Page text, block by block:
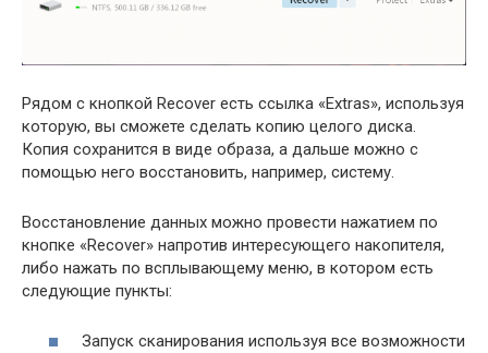
Рядом с кнопкой Recover есть ссылка «Extras», используя
которую, вы сможете сделать копию целого диска.
Копия сохранится в виде образа, а дальше можно с
помощью него восстановить, например, систему.
Восстановление данных можно провести нажатием по
кнопке «Recover» напротив интересующего накопителя,
либо нажать по всплывающему меню, в котором есть
следующие пункты:
Запуск сканирования используя все возможности